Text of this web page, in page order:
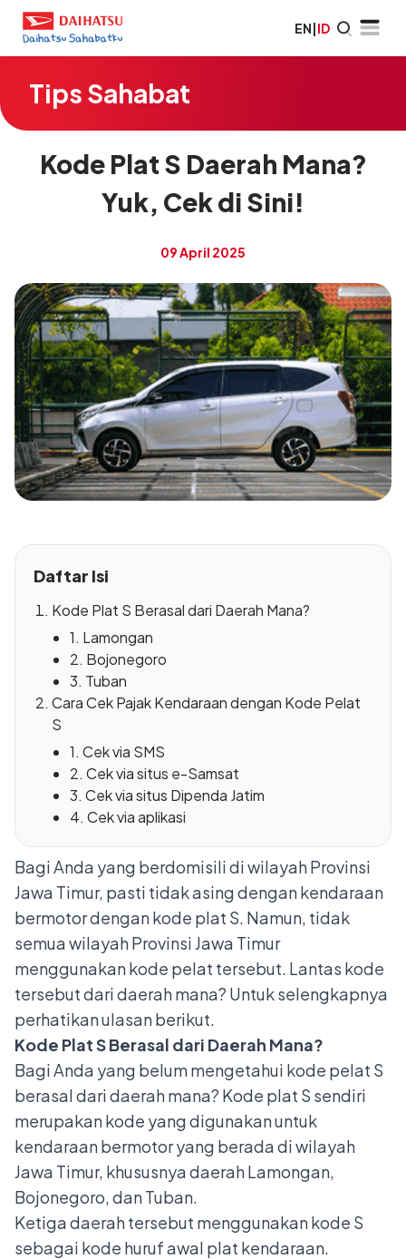
EN|ID
Tips Sahabat
Kode Plat S Daerah Mana?
Yuk, Cek di Sini!
09 April 2025
Daftar Isi
Kode Plat S Berasal dari Daerah Mana?
1. Lamongan
2. Bojonegoro
3. Tuban
Cara Cek Pajak Kendaraan dengan Kode Pelat
S
1. Cek via SMS
2. Cek via situs e-Samsat
3. Cek via situs Dipenda Jatim
4. Cek via aplikasi
Bagi Anda yang berdomisili di wilayah Provinsi
Jawa Timur, pasti tidak asing dengan kendaraan
bermotor dengan kode plat S. Namun, tidak
semua wilayah Provinsi Jawa Timur
menggunakan kode pelat tersebut. Lantas kode
tersebut dari daerah mana? Untuk selengkapnya
perhatikan ulasan berikut.
Kode Plat S Berasal dari Daerah Mana?
Bagi Anda yang belum mengetahui kode pelat S
berasal dari daerah mana? Kode plat S sendiri
merupakan kode yang digunakan untuk
kendaraan bermotor yang berada di wilayah
Jawa Timur, khususnya daerah Lamongan,
Bojonegoro, dan Tuban.
Ketiga daerah tersebut menggunakan kode S
sebagai kode huruf awal plat kendaraan.